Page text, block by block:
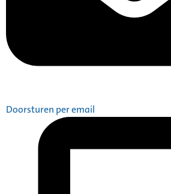
Doorsturen per email